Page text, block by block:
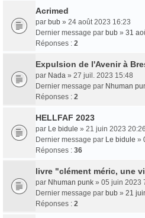
Acrimed
par bub » 24 août 2023 16:23
Dernier message par bub » 31
Réponses : 2
Expulsion de l'Avenir à
par Nada » 27 juil. 2023 15:48
Dernier message par Nhuman
Réponses : 2
HELLFAF 2023
par Le bidule » 21 juin 2023 20:26
Dernier message par Le bidule »
Réponses : 36
livre "clément méric, une
par Nhuman punk » 05 juin 2023
Dernier message par bub » 21
Réponses : 2